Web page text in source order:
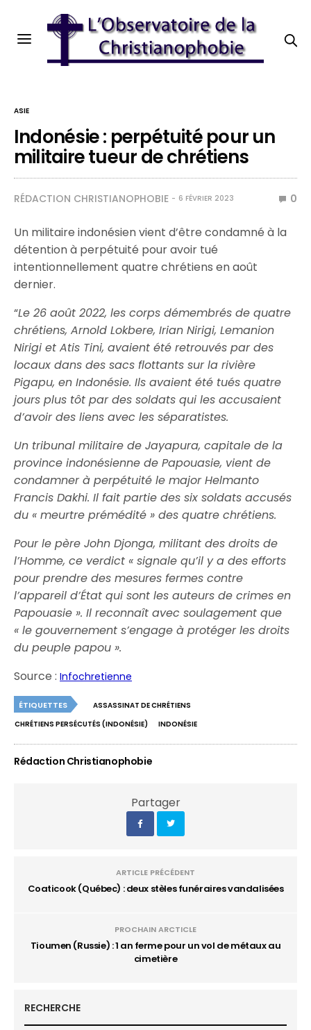
ASIE
Indonésie : perpétuité pour un
militaire tueur de chrétiens
RÉDACTION CHRISTIANOPHOBIE 6 FÉVRIER 2023 0
Un militaire indonésien vient d’être condamné à la
détention à perpétuité pour avoir tué
intentionnellement quatre chrétiens en août
dernier.
“Le 26 août 2022, les corps démembrés de quatre
chrétiens, Arnold Lokbere, Irian Nirigi, Lemanion
Nirigi et Atis Tini, avaient été retrouvés par des
locaux dans des sacs flottants sur la rivière
Pigapu, en Indonésie. Ils avaient été tués quatre
jours plus tôt par des soldats qui les accusaient
d’avoir des liens avec les séparatistes.
Un tribunal militaire de Jayapura, capitale de la
province indonésienne de Papouasie, vient de
condamner à perpétuité le major Helmanto
Francis Dakhi. Il fait partie des six soldats accusés
du « meurtre prémédité » des quatre chrétiens.
Pour le père John Djonga, militant des droits de
l’Homme, ce verdict « signale qu’il y a des efforts
pour prendre des mesures fermes contre
l’appareil d’État qui sont les auteurs de crimes en
Papouasie ». Il reconnaît avec soulagement que
« le gouvernement s’engage à protéger les droits
du peuple papou ».
Source :Infochretienne
ÉTIQUETTES
ASSASSINAT DE CHRÉTIENS
CHRÉTIENS PERSÉCUTÉS (INDONÉSIE)
INDONÉSIE
Rédaction Christianophobie
Partager
ARTICLE PRÉCÉDENT
Coaticook (Québec) : deux stèles funéraires vandalisées
PROCHAIN ARCTICLE
Tioumen (Russie) : 1 an ferme pour un vol de métaux au
cimetière
RECHERCHE